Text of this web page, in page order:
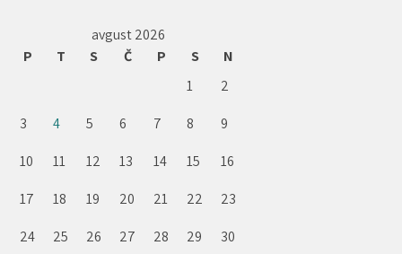
avgust 2026
P
T S Č P S
N
1
2
3
4 5 6 7 8
9
10
11 12 13 14 15
16
17
18 19 20 21 22
23
24
25 26 27 28 29 30